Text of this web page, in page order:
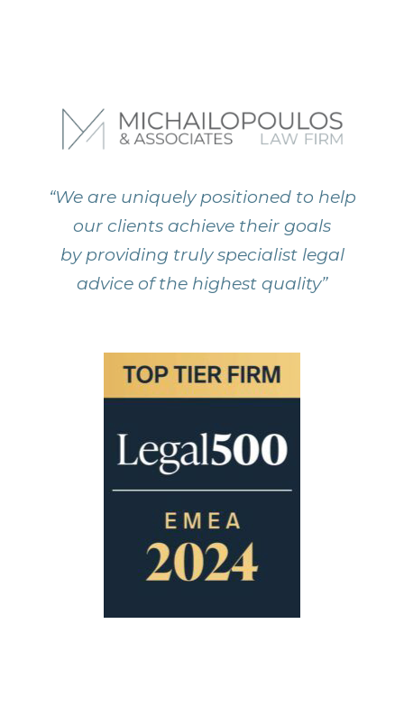
“We are uniquely positioned to help
our clients achieve their goals
by providing truly specialist legal
advice of the highest quality”